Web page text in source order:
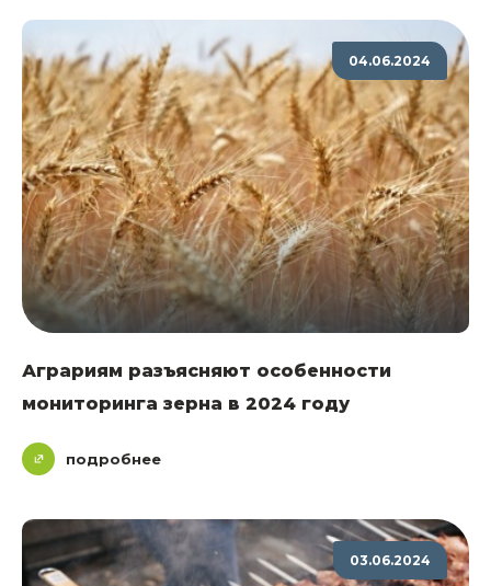
04.06.2024
Аграриям разъясняют особенности
мониторинга зерна в 2024 году
подробнее
03.06.2024